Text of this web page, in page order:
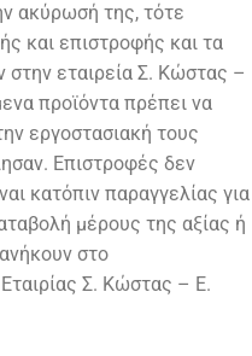
ακύρωσή της, τότε
και επιστροφής και τα
στην εταιρεία Σ. Κώστας –
προϊόντα πρέπει να
εργοστασιακή τους
Επιστροφές δεν
κατόπιν παραγγελίας για
μέρους της αξίας ή
στο
Σ. Κώστας – Ε.